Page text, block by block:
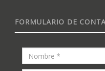
FORMULARIO DE